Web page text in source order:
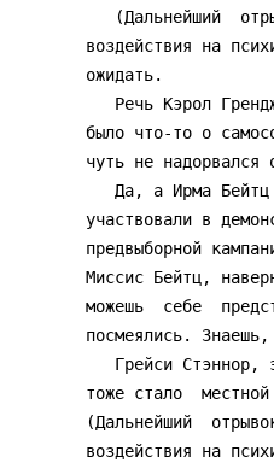
воздействия на
ожидать.
было что-то о
чуть не надорвался
участвовали в
предвыборной
Миссис Бейтц,
можешь  себе
посмеялись.
тоже стало
(Дальнейший
воздействия на